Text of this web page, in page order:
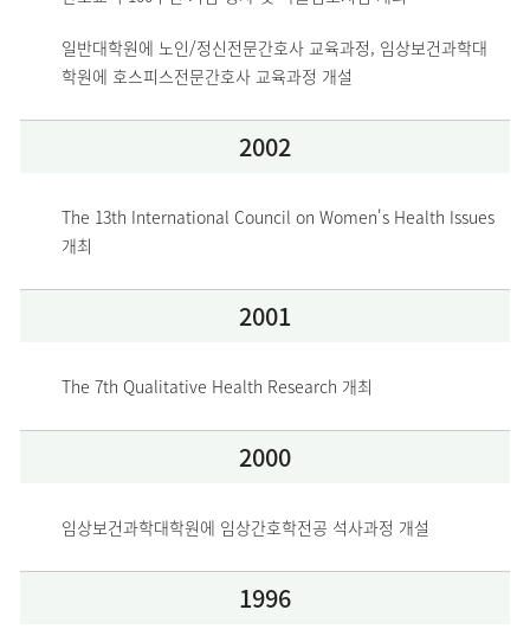
일반대학원에 노인/정신전문간호사 교육과정, 임상보건과학대
학원에 호스피스전문간호사 교육과정 개설
2002
The 13th International Council on Women's Health Issues
개최
2001
The 7th Qualitative Health Research 개최
2000
임상보건과학대학원에 임상간호학전공 석사과정 개설
1996